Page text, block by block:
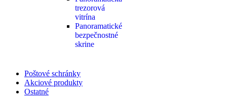
trezorová
vitrína
Panoramatické
bezpečnostné
skrine
Poštové schránky
Akciové produkty
Ostatné